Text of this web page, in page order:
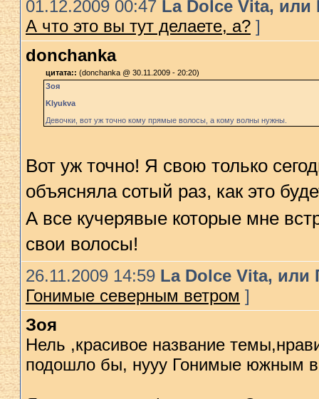
01.12.2009 00:47 La Dolce Vita,
А что это вы тут делаете, а?]
donchanka
цитата:: (donchanka @ 30.11.2009 - 20:20)
Зоя
Klyukva
Девочки, вот уж точно кому прямые волосы, а кому волны нужны.
Вот уж точно! Я свою только
объясняла сотый раз, как это
А все кучерявые которые мне
свои волосы!
26.11.2009 14:59 La Dolce Vita, или
Гонимые северным ветром ]
Зоя
Нель ,красивое название
подошло бы, нууу Гонимые южным